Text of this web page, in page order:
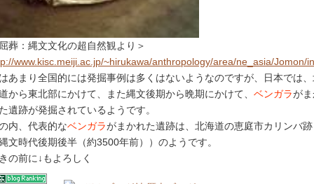
葬：縄文文化の超自然観より＞
www.kisc.meiji.ac.jp/~hirukawa/anthropology/area/ne_asia/Jomon/
あまり全国的には発掘事例は多くはないようなのですが、日本では
から東北部にかけて、また縄文後期から晩期にかけて、 ベンガラが
遺跡が発掘されているようです。
内、代表的なベンガラがまかれた遺跡は、北海道の恵庭市カリンバ跡
文時代後期後半（約3500年前））のようです。
の前に↓もよろしく